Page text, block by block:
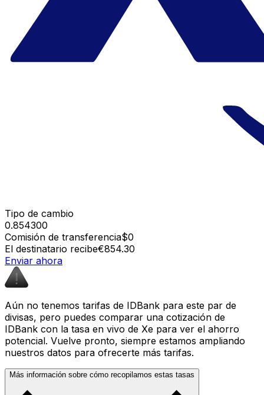
Tipo de cambio
0.854300
Comisión de transferencia$0
El destinatario recibe€854.30
Enviar ahora
Aún no tenemos tarifas de IDBank para este par de
divisas, pero puedes comparar una cotización de
IDBank con la tasa en vivo de Xe para ver el ahorro
potencial. Vuelve pronto, siempre estamos ampliando
nuestros datos para ofrecerte más tarifas.
Más información sobre cómo recopilamos estas tasas